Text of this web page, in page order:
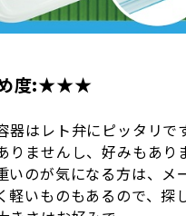
め度:★★★
器はレト弁にピッタリで
りませんし、好みもあり
のが気になる方は、メ
軽いものもあるので、探